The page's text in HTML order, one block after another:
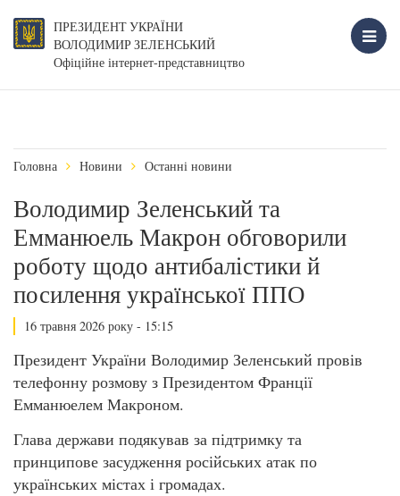
ПРЕЗИДЕНТ УКРАЇНИ
ВОЛОДИМИР ЗЕЛЕНСЬКИЙ
Офіційне інтернет-представництво
Головна Новини Останні новини
Володимир Зеленський та
Емманюель Макрон обговорили
роботу щодо антибалістики й
посилення української ППО
16 травня 2026 року - 15:15
Президент України Володимир Зеленський провів
телефонну розмову з Президентом Франції
Емманюелем Макроном.
Глава держави подякував за підтримку та
принципове засудження російських атак по
українських містах і громадах.